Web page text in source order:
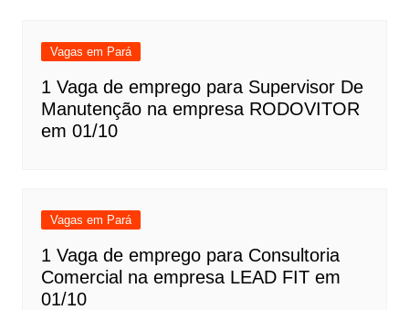
Vagas em Pará
1 Vaga de emprego para Supervisor De
Manutenção na empresa RODOVITOR
em 01/10
Vagas em Pará
1 Vaga de emprego para Consultoria
Comercial na empresa LEAD FIT em
01/10